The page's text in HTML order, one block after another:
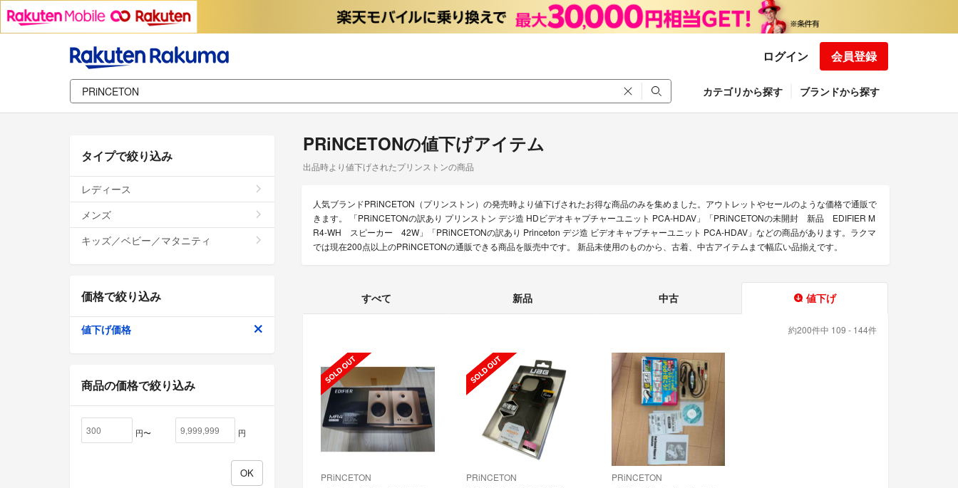
ログイン 会員登録
カテゴリから探す ブランドから探す
PRiNCETONの値下げアイテム
出品時より値下げされたプリンストンの商品
人気ブランドPRiNCETON（プリンストン）の発売時より値下げされたお得な商品のみを集めました。アウトレットやセールのような価格で通販で
きます。 「PRiNCETONの訳あり プリンストン デジ造 HDビデオキャプチャーユニット PCA-HDAV」「PRiNCETONの未開封 新品 EDIFIER M
R4-WH スピーカー 42W」「PRiNCETONの訳あり Princeton デジ造 ビデオキャプチャーユニット PCA-HDAV」などの商品があります。ラクマ
では現在200点以上のPRiNCETONの通販できる商品を販売中です。 新品未使用のものから、古着、中古アイテムまで幅広い品揃えです。
すべて 新品 中古 値下げ
約200件中 109 - 144件
PRiNCETON PRiNCETON PRiNCETON
タイプで絞り込み
レディース
メンズ
キッズ／ベビー／マタニティ
価格で絞り込み
値下げ価格
商品の価格で絞り込み
円〜 円